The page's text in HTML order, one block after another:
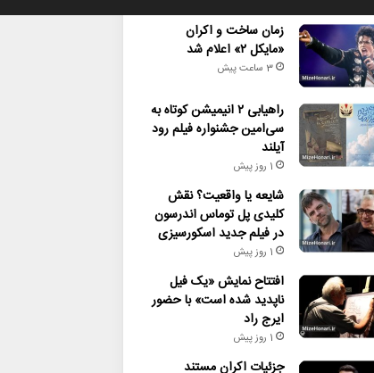
زمان ساخت و اکران
«مایکل ۲» اعلام شد
3 ساعت پیش
راهیابی ۲ انیمیشن کوتاه به
سی‌امین جشنواره فیلم رود
آیلند
1 روز پیش
شایعه یا واقعیت؟ نقش
کلیدی پل توماس اندرسون
در فیلم جدید اسکورسیزی
1 روز پیش
افتتاح نمایش «یک فیل
ناپدید شده است» با حضور
ایرج راد
1 روز پیش
جزئیات اکران مستند